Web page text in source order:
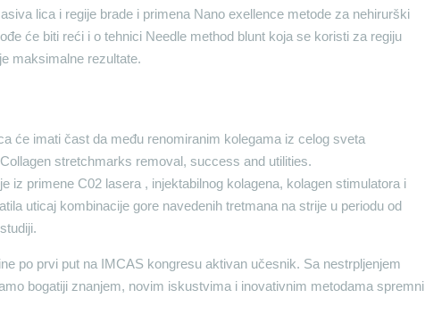
lica i regije brade i primena Nano exellence metode za nehirurški
će biti reći i o tehnici Needle method blunt koja se koristi za regiju
maksimalne rezultate.
će imati čast da među renomiranim kolegama iz celog sveta
stretchmarks removal, success and utilities.
iz primene C02 lasera , injektabilnog kolagena, kolagen stimulatora i
uticaj kombinacije gore navedenih tretmana na strije u periodu od
po prvi put na IMCAS kongresu aktivan učesnik. Sa nestrpljenjem
bogatiji znanjem, novim iskustvima i inovativnim metodama spremni